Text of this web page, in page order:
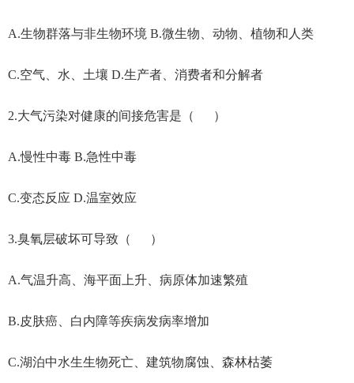
A.生物群落与非生物环境 B.微生物、动物、植物和人类
C.空气、水、土壤 D.生产者、消费者和分解者
2.大气污染对健康的间接危害是（ ）
A.慢性中毒 B.急性中毒
C.变态反应 D.温室效应
3.臭氧层破坏可导致（ ）
A.气温升高、海平面上升、病原体加速繁殖
B.皮肤癌、白内障等疾病发病率增加
C.湖泊中水生生物死亡、建筑物腐蚀、森林枯萎